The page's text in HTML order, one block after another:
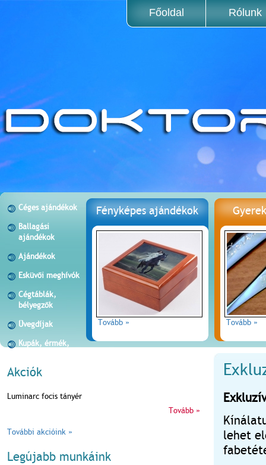
Főoldal Rólunk
Céges ajándékok
Ballagási
ajándékok
Ajándékok
Esküvői meghívók
Cégtáblák,
bélyegzők
Üvegdíjak
Kupák, érmék,
Fényképes ajándékok
Tovább » Tovább »
lehet
Akciók
Luminarc focis tányér
Tovább »
További akcióink »
Legújabb munkáink